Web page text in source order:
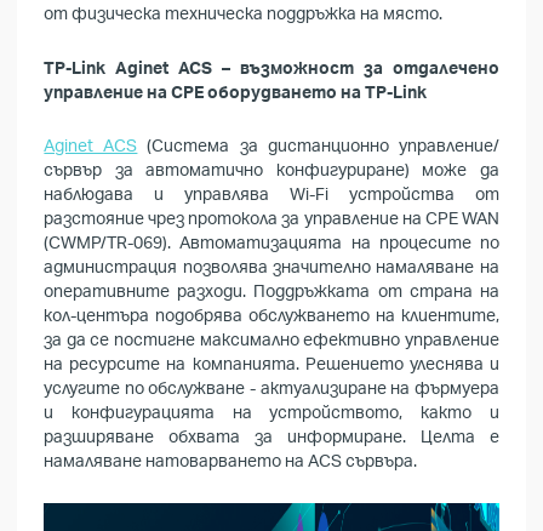
от физическа техническа поддръжка на място.
TP-Link Aginet ACS – възможност за отдалечено
управление на CPE оборудването на TP-Link
Aginet ACS (Система за дистанционно управление/
сървър за автоматично конфигуриране) може да
наблюдава и управлява Wi-Fi устройства от
разстояние чрез протокола за управление на CPE WAN
(CWMP/TR-069). Автоматизацията на процесите по
администрация позволява значително намаляване на
оперативните разходи. Поддръжката от страна на
кол-центъра подобрява обслужването на клиентите,
за да се постигне максимално ефективно управление
на ресурсите на компанията. Решението улеснява и
услугите по обслужване - актуализиране на фърмуера
и конфигурацията на устройството, както и
разширяване обхвата за информиране. Целта е
намаляване натоварването на ACS сървъра.